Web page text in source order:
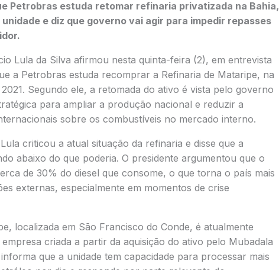
Petrobras estuda retomar refinaria privatizada na Bahia,
e diz que governo vai agir para impedir repasses
Lula da Silva afirmou nesta quinta-feira (2), em entrevista
a Petrobras estuda recomprar a Refinaria de Mataripe, na
Segundo ele, a retomada do ativo é vista pelo governo
para ampliar a produção nacional e reduzir a
sobre os combustíveis no mercado interno.
criticou a atual situação da refinaria e disse que a
abaixo do que poderia. O presidente argumentou que o
de 30% do diesel que consome, o que torna o país mais
externas, especialmente em momentos de crise
localizada em São Francisco do Conde, é atualmente
criada a partir da aquisição do ativo pelo Mubadala
que a unidade tem capacidade para processar mais